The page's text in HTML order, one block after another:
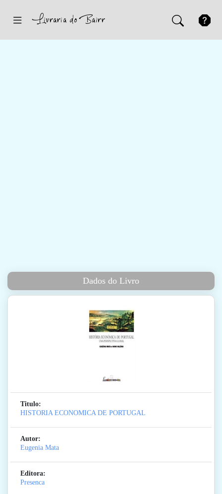
Dados do Livro
Titulo:
HISTORIA ECONOMICA DE PORTUGAL
Autor:
Eugenia Mata
Editora:
Presenca